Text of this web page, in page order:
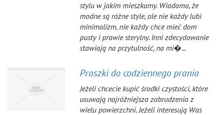
stylu w jakim mieszkamy. Wiadomo, że
modne są różne style, ale nie każdy lubi
minimalizm, nie każdy chce mieć dom
pusty i prawie sterylny. Inni zdecydowanie
stawiają na przytulność, na mi�...
Proszki do codziennego prania
Jeżeli chcecie kupić środki czystości, które
usuwają najróżniejsza zabrudzenia z
wielu powierzchni. Jeżeli interesują Was